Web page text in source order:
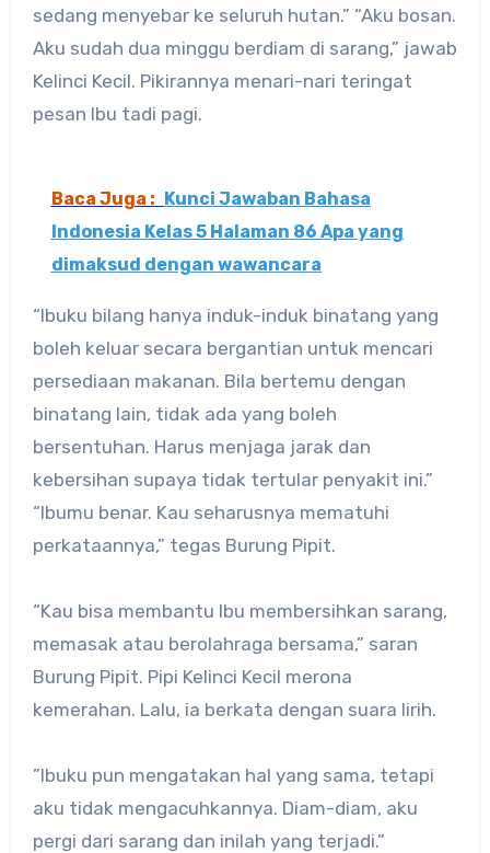
sedang menyebar ke seluruh hutan.” “Aku bosan.
Aku sudah dua minggu berdiam di sarang,” jawab
Kelinci Kecil. Pikirannya menari-nari teringat
pesan Ibu tadi pagi.
Baca Juga : Kunci Jawaban Bahasa
Indonesia Kelas 5 Halaman 86 Apa yang
dimaksud dengan wawancara
“Ibuku bilang hanya induk-induk binatang yang
boleh keluar secara bergantian untuk mencari
persediaan makanan. Bila bertemu dengan
binatang lain, tidak ada yang boleh
bersentuhan. Harus menjaga jarak dan
kebersihan supaya tidak tertular penyakit ini.”
“Ibumu benar. Kau seharusnya mematuhi
perkataannya,” tegas Burung Pipit.
“Kau bisa membantu Ibu membersihkan sarang,
memasak atau berolahraga bersama,” saran
Burung Pipit. Pipi Kelinci Kecil merona
kemerahan. Lalu, ia berkata dengan suara lirih.
”Ibuku pun mengatakan hal yang sama, tetapi
aku tidak mengacuhkannya. Diam-diam, aku
pergi dari sarang dan inilah yang terjadi.”